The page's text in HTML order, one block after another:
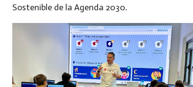
Sostenible de la Agenda 2030.